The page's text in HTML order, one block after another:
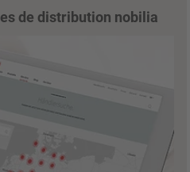
de distribution nobilia